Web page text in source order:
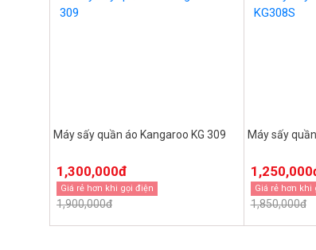
Máy sấy quần áo Kangaroo KG 309
1,300,000đ
Giá rẻ hơn khi gọi điện
1,900,000đ
Máy sấy
Giá rẻ hơn khi
1,850,000đ